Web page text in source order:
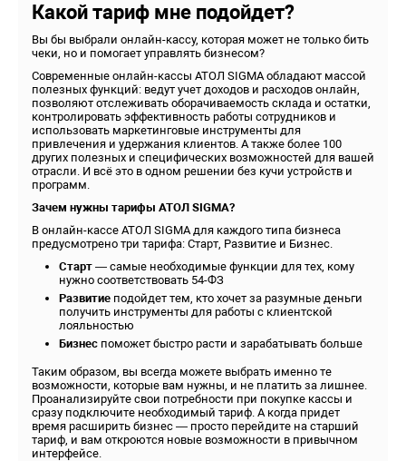
Какой тариф мне подойдет?
Вы бы выбрали онлайн-кассу, которая может не только бить
чеки, но и помогает управлять бизнесом?
Современные онлайн-кассы АТОЛ SIGMA обладают массой
полезных функций: ведут учет доходов и расходов онлайн,
позволяют отслеживать оборачиваемость склада и остатки,
контролировать эффективность работы сотрудников и
использовать маркетинговые инструменты для
привлечения и удержания клиентов. А также более 100
других полезных и специфических возможностей для вашей
отрасли. И всё это в одном решении без кучи устройств и
программ.
Зачем нужны тарифы АТОЛ SIGMA?
В онлайн-кассе АТОЛ SIGMA для каждого типа бизнеса
предусмотрено три тарифа: Старт, Развитие и Бизнес.
Старт — самые необходимые функции для тех, кому
нужно соответствовать 54-ФЗ
Развитие подойдет тем, кто хочет за разумные деньги
получить инструменты для работы с клиентской
лояльностью
Бизнес поможет быстро расти и зарабатывать больше
Таким образом, вы всегда можете выбрать именно те
возможности, которые вам нужны, и не платить за лишнее.
Проанализируйте свои потребности при покупке кассы и
сразу подключите необходимый тариф. А когда придет
время расширить бизнес — просто перейдите на старший
тариф, и вам откроются новые возможности в привычном
интерфейсе.